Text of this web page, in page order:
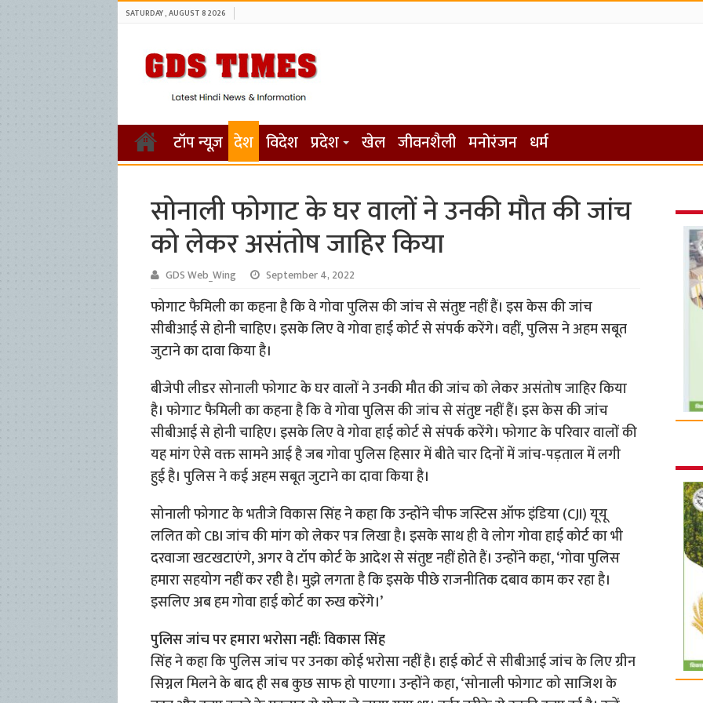
SATURDAY , AUGUST 8 2026
टॉप न्यूज़ देश विदेश प्रदेश खेल जीवनशैली मनोरंजन धर्म
सोनाली फोगाट के घर वालों ने उनकी मौत की जांच
को लेकर असंतोष जाहिर किया
GDS Web_Wing September 4, 2022
फोगाट फैमिली का कहना है कि वे गोवा पुलिस की जांच से संतुष्ट नहीं हैं। इस केस की जांच
सीबीआई से होनी चाहिए। इसके लिए वे गोवा हाई कोर्ट से संपर्क करेंगे। वहीं, पुलिस ने अहम सबूत
जुटाने का दावा किया है।
बीजेपी लीडर सोनाली फोगाट के घर वालों ने उनकी मौत की जांच को लेकर असंतोष जाहिर किया
है। फोगाट फैमिली का कहना है कि वे गोवा पुलिस की जांच से संतुष्ट नहीं हैं। इस केस की जांच
सीबीआई से होनी चाहिए। इसके लिए वे गोवा हाई कोर्ट से संपर्क करेंगे। फोगाट के परिवार वालों की
यह मांग ऐसे वक्त सामने आई है जब गोवा पुलिस हिसार में बीते चार दिनों में जांच-पड़ताल में लगी
हुई है। पुलिस ने कई अहम सबूत जुटाने का दावा किया है।
सोनाली फोगाट के भतीजे विकास सिंह ने कहा कि उन्होंने चीफ जस्टिस ऑफ इंडिया (CJI) यूयू
ललित को CBI जांच की मांग को लेकर पत्र लिखा है। इसके साथ ही वे लोग गोवा हाई कोर्ट का भी
दरवाजा खटखटाएंगे, अगर वे टॉप कोर्ट के आदेश से संतुष्ट नहीं होते हैं। उन्होंने कहा, ‘गोवा पुलिस
हमारा सहयोग नहीं कर रही है। मुझे लगता है कि इसके पीछे राजनीतिक दबाव काम कर रहा है।
इसलिए अब हम गोवा हाई कोर्ट का रुख करेंगे।’
पुलिस जांच पर हमारा भरोसा नहीं: विकास सिंह
सिंह ने कहा कि पुलिस जांच पर उनका कोई भरोसा नहीं है। हाई कोर्ट से सीबीआई जांच के लिए ग्रीन
सिग्नल मिलने के बाद ही सब कुछ साफ हो पाएगा। उन्होंने कहा, ‘सोनाली फोगाट को साजिश के